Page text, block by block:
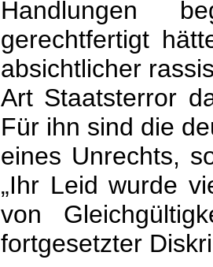
Handlungen
gerechtfertigt
absichtlicher
Art Staatsterror
Für ihn sind die
eines Unrechts,
„Ihr Leid wurde
von
fortgesetzter